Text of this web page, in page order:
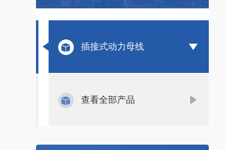
插接式动力母线
查看全部产品